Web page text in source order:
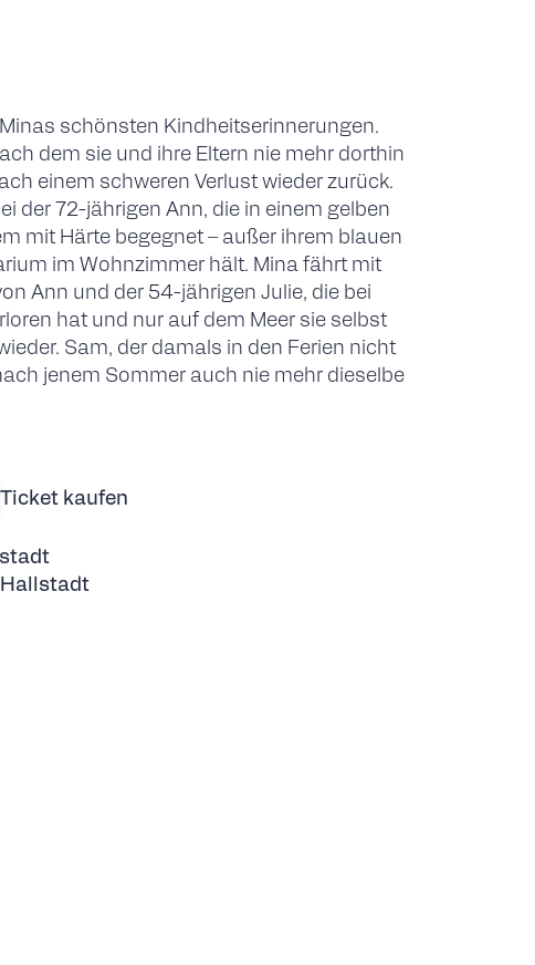
schönsten Kindheitserinnerungen.
dem sie und ihre Eltern nie mehr dorthin
einem schweren Verlust wieder zurück.
der 72-jährigen Ann, die in einem gelben
mit Härte begegnet – außer ihrem blauen
im Wohnzimmer hält. Mina fährt mit
Ann und der 54-jährigen Julie, die bei
hat und nur auf dem Meer sie selbst
Sam, der damals in den Ferien nicht
jenem Sommer auch nie mehr dieselbe
Ticket kaufen